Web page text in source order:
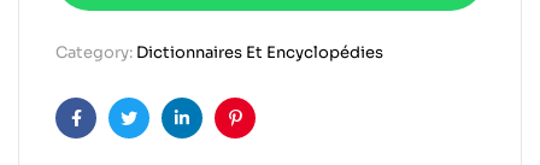
Category: Dictionnaires Et Encyclopédies
FacebookTwitterLinkedinPinterest